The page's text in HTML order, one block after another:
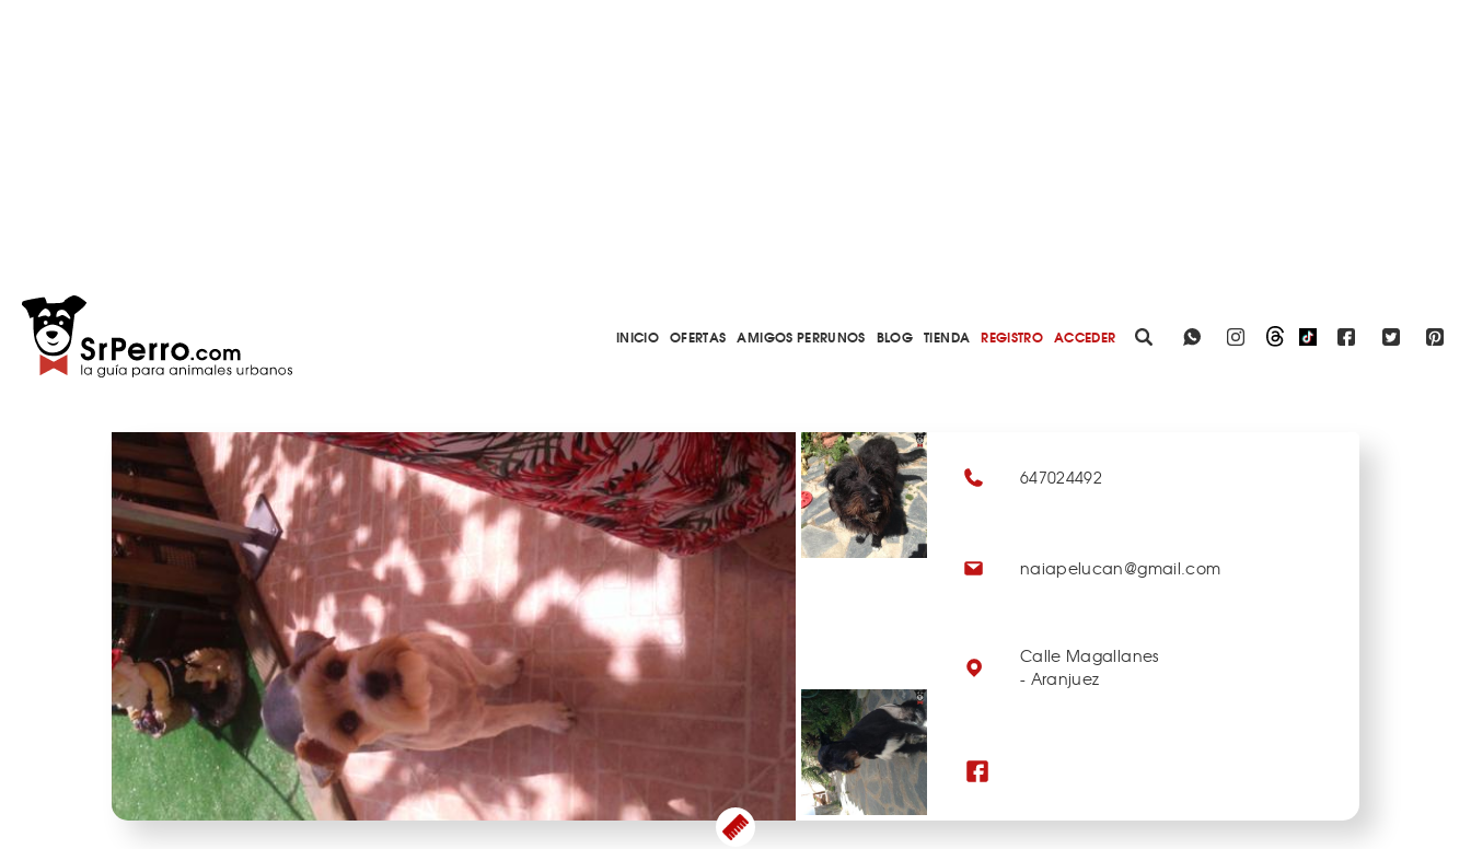
INICIO OFERTAS AMIGOS PERRUNOS BLOG TIENDA REGISTRO ACCEDER
647024492
naiapelucan@gmail.com
Calle Magallanes
- Aranjuez